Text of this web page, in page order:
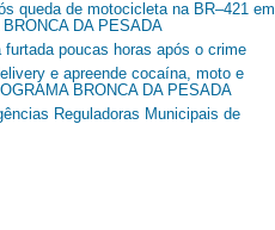
queda de motocicleta na BR–421 em
DA PESADA
poucas horas após o crime
e apreende cocaína, moto e
BRONCA DA PESADA
Reguladoras Municipais de